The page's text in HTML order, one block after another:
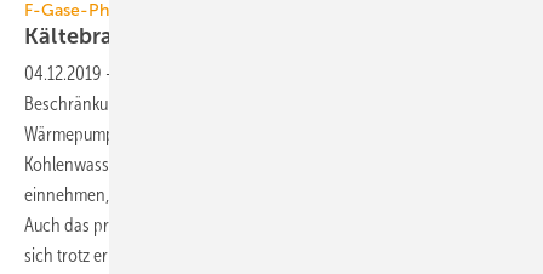
F-Gase-Phase-down zeigt Wirkung
Kältebranche im
04.12.2019 -
Beschränkung fluorierter ­Kältemittel (F-Gase) steht die Kälte- und
Wärmepumpenbranche vor enorm ­hohen Herausforderungen.
Kohlenwasserstoffe könnten die Position der F-Gase weitgehend
einnehmen, stoßen aber aufgrund ihrer Brennbarkeit auf Vorbehalte.
Auch das praktisch klimaneutrale Hochdruck-Kältemittel CO2 kann
sich trotz erheblicher Erfolge bei der Lebensmittelkühlung wegen des